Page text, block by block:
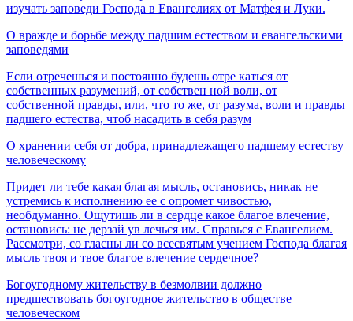
изучать заповеди Господа в Евангелиях от Матфея и Луки.
О вражде и борьбе между падшим естеством и евангельскими
заповедями
Если отречешься и постоянно будешь отре­ каться от
собственных разумений, от собствен ной воли, от
собственной правды, или, что то же, от разума, воли и правды
падшего естества, чтоб насадить в себя разум
О хранении себя от добра, принадлежащего падшему естеству
человеческому
Придет ли тебе какая благая мысль, остановись, никак не
устремись к исполнению ее с опромет­ чивостью,
необдуманно. Ощутишь ли в сердце какое благое влечение,
остановись: не дерзай ув­ лечься им. Справься с Евангелием.
Рассмотри, со­ гласны ли со всесвятым учением Господа благая
мысль твоя и твое благое влечение сердечное?
Богоугодному жительству в безмолвии должно
предшествовать богоугодное жительство в обществе
человеческом